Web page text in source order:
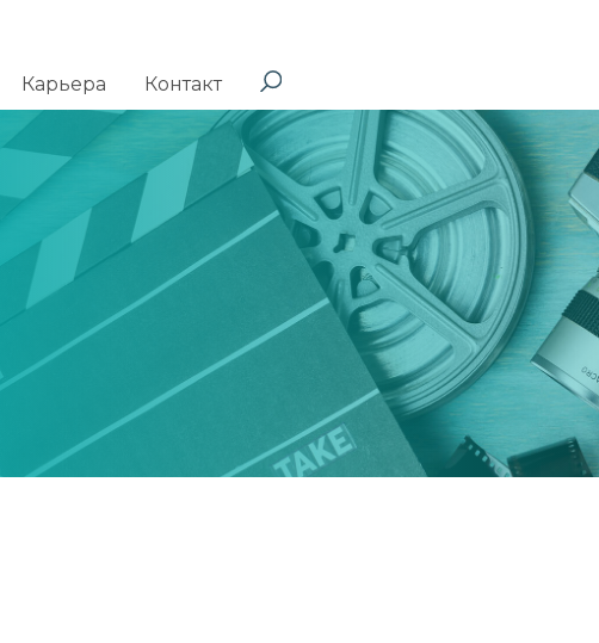
Карьера Контакт